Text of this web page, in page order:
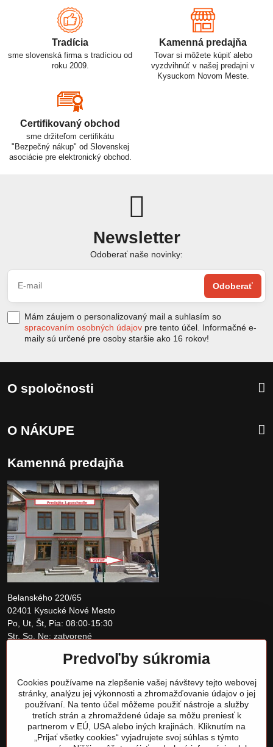
Tradícia
sme slovenská firma s tradíciou od
roku 2009.
Kamenná predajňa
Tovar si môžete kúpiť alebo
vyzdvihnúť v našej predajni v
Kysuckom Novom Meste.
Certifikovaný obchod
sme držiteľom certifikátu
"Bezpečný nákup" od Slovenskej
asociácie pre elektronický obchod.
Newsletter
Odoberať naše novinky:
Odoberať
Mám záujem o personalizovaný mail a suhlasím so
spracovaním osobných údajov pre tento účel. Informačné e-
maily sú určené pre osoby staršie ako 16 rokov!
O spoločnosti
O NÁKUPE
Kamenná predajňa
Belanského 220/65
02401 Kysucké Nové Mesto
Po, Ut, Št, Pia: 08:00-15:30
Str, So, Ne: zatvorené
obchod@tomshardware.sk
Predvoľby súkromia
Cookies používame na zlepšenie vašej návštevy tejto webovej
stránky, analýzu jej výkonnosti a zhromažďovanie údajov o jej
používaní. Na tento účel môžeme použiť nástroje a služby
tretích strán a zhromaždené údaje sa môžu preniesť k
partnerom v EÚ, USA alebo iných krajinách. Kliknutím na
„Prijať všetky cookies“ vyjadrujete svoj súhlas s týmto